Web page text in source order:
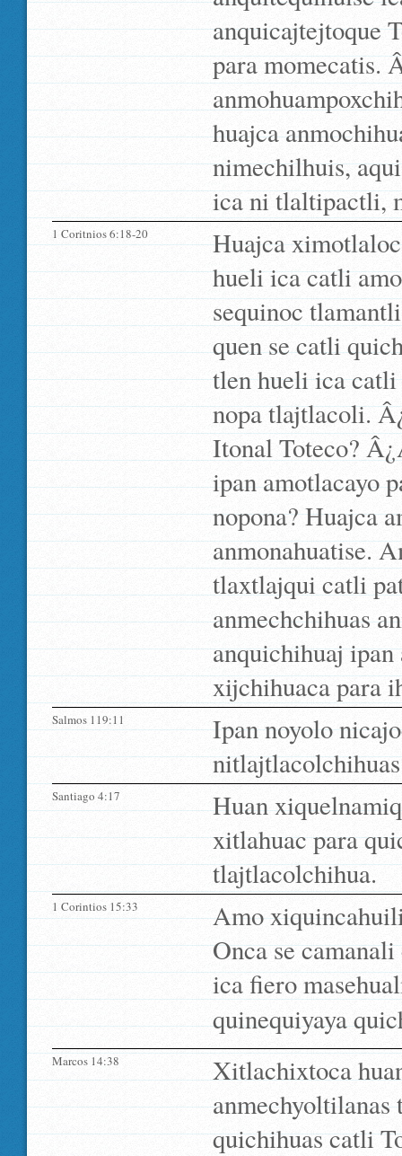
anquicajtejtoque
para momecatis.
huajca
nimechilhuis,
ica ni tlaltipactli,
1 Coritnios 6:18-20
Huajca
hueli ica catli
sequinoc
quen se catli
tlen hueli ica
nopa tlajtlacoli.
Itonal Toteco?
ipan amotlacayo
nopona? Huajca
anmonahuatise.
tlaxtlajqui catli
anmechchihuas
anquichihuaj
xijchihuaca para
Salmos 119:11
Ipan noyolo
Santiago 4:17
Huan
xitlahuac para
tlajtlacolchihua.
1 Corintios 15:33
Amo
Onca se
ica fiero
quinequiyaya
Marcos 14:38
Xitlachixtoca
quichihuas catli